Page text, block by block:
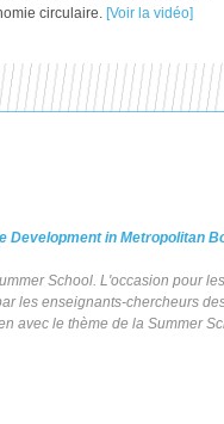
circulaire. [Voir la vidéo]
Development in Metropolitan
School. L'occasion pour
les enseignants-chercheurs
avec le thème de la Summer